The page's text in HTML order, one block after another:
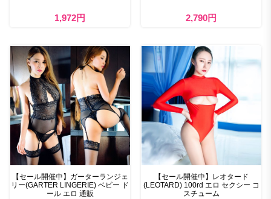
1,972円 2,790円
【セール開催中】ガーターランジェ
リー(GARTER LINGERIE) ベビー ド
ール エロ 通販
【セール開催中】レオタード
(LEOTARD) 100rd エロ セクシー コ
スチューム